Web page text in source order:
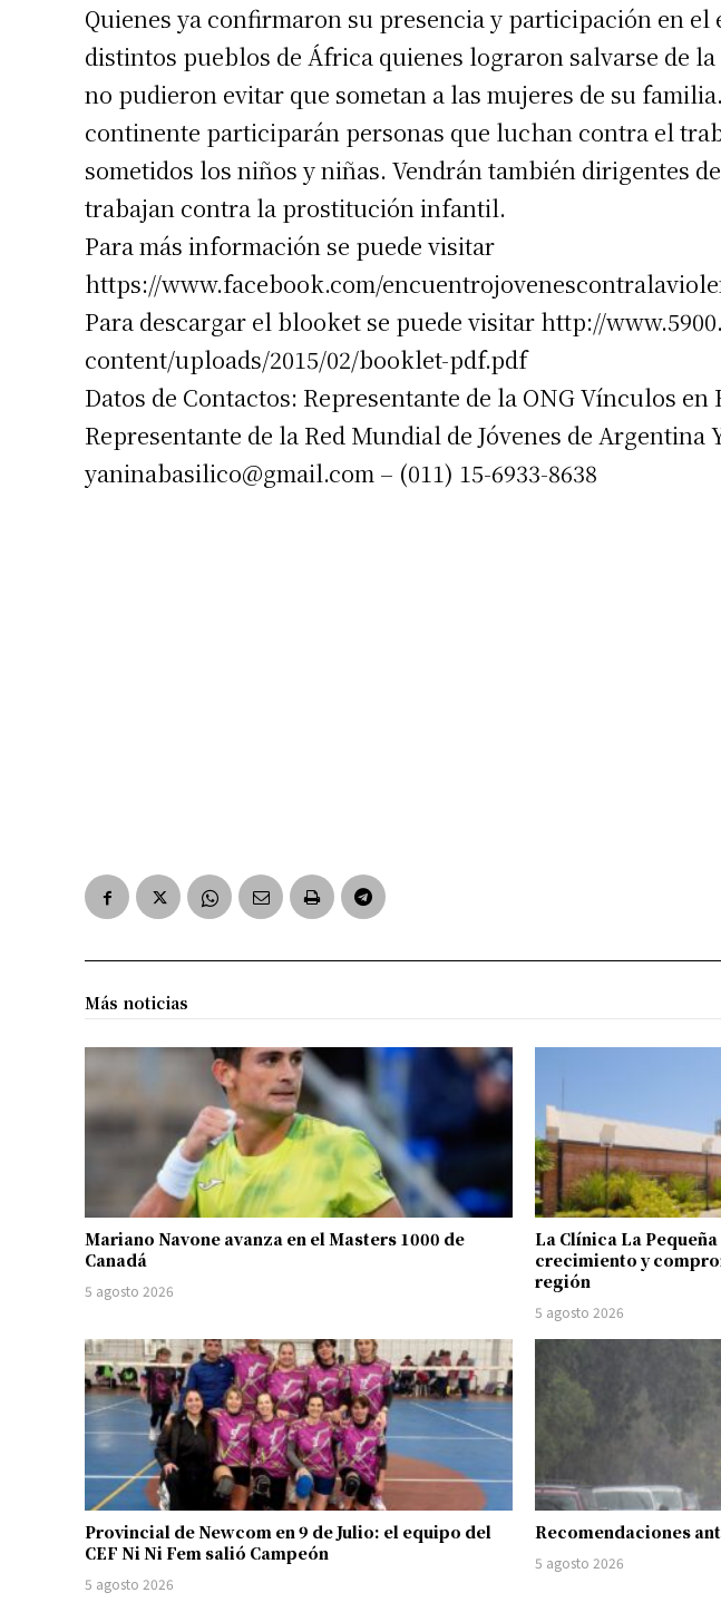
Número de teléfono
Quienes ya confirmaron su presencia y participación en el
distintos pueblos de África quienes lograron salvarse de
no pudieron evitar que sometan a las mujeres de su
continente participarán personas que luchan contra el
sometidos los niños y niñas. Vendrán también dirigentes
trabajan contra la prostitución infantil.
Para más información se puede visitar
https://www.facebook.com/
Para descargar el blooket se puede visitar http://
content/uploads/2015/02/booklet-pdf.pdf
Datos de Contactos: Representante de la ONG Vínculos en
Representante de la Red Mundial de Jóvenes de Argentina
yaninabasilico@gmail.com – (011) 15-6933-8638
Más noticias
Mariano Navone avanza en el Masters 1000 de
Canadá
5 agosto 2026
La Clínica La
crecimiento y
región
5 agosto 2026
Provincial de Newcom en 9 de Julio: el equipo del
CEF Ni Ni Fem salió Campeón
5 agosto 2026
Recomendaciones
5 agosto 2026